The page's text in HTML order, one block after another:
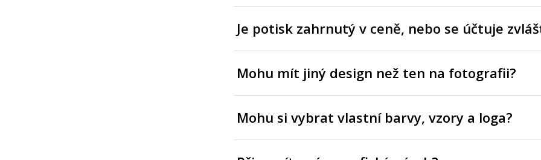
Je potisk zahrnutý v ceně, nebo se účtuje
Mohu mít jiný design než ten na fotografii?
Mohu si vybrat vlastní barvy, vzory a loga?